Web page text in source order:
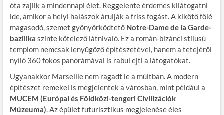
óta zajlik a mindennapi élet. Reggelente érdemes kilátogatni
ide, amikor a helyi halászok árulják a friss fogást. A kikötő fölé
magasodó, szemet gyönyörködtető Notre-Dame de la Garde-
bazilika szinte kötelező látnivaló. Ez a román-bizánci stílusú
templom nemcsak lenyűgöző építészetével, hanem a tetejéről
nyíló 360 fokos panorámával is rabul ejti a látogatókat.
Ugyanakkor Marseille nem ragadt le a múltban. A modern
építészet remekei is megjelentek a városban, mint például a
MUCEM (Európai és Földközi-tengeri Civilizációk
Múzeuma). Az épület futurisztikus megjelenése éles